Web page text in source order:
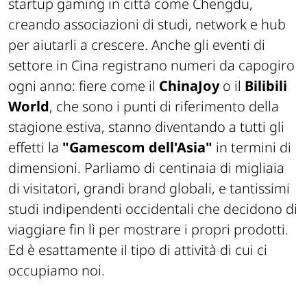
creando associazioni di studi, network e hub
per aiutarli a crescere. Anche gli eventi di
settore in Cina registrano numeri da capogiro
ogni anno: fiere come il ChinaJoy o il Bilibili
World, che sono i punti di riferimento della
stagione estiva, stanno diventando a tutti gli
effetti la "Gamescom dell'Asia" in termini di
dimensioni. Parliamo di centinaia di migliaia
di visitatori, grandi brand globali, e tantissimi
studi indipendenti occidentali che decidono di
viaggiare fin lì per mostrare i propri prodotti.
Ed è esattamente il tipo di attività di cui ci
occupiamo noi.